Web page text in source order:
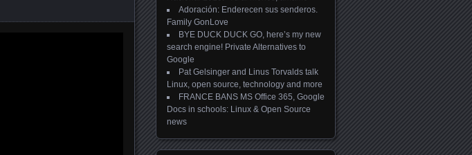
Adoración: Enderecen sus senderos.
Family GonLove
BYE DUCK DUCK GO, here’s my new
search engine! Private Alternatives to
Google
Pat Gelsinger and Linus Torvalds talk
Linux, open source, technology and more
FRANCE BANS MS Office 365, Google
Docs in schools: Linux & Open Source
news